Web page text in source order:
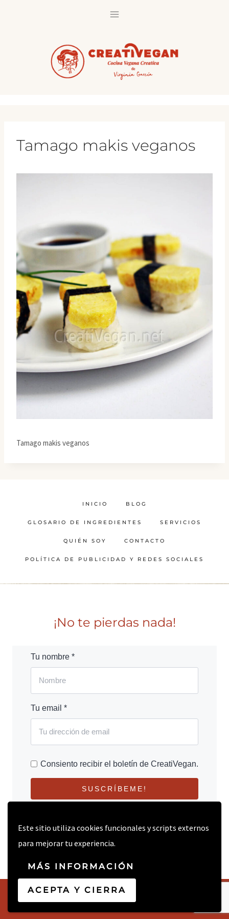
Este sitio utiliza cookies funcionales y scripts externos
para mejorar tu experiencia.
MÁS INFORMACIÓN
ACEPTA Y CIERRA
Tamago makis veganos
Tamago makis veganos
INICIO BLOG
GLOSARIO DE INGREDIENTES SERVICIOS
QUIÉN SOY CONTACTO
POLÍTICA DE PUBLICIDAD Y REDES SOCIALES
¡No te pierdas nada!
Tu nombre *
Tu email *
Consiento recibir el boletín de CreatiVegan.
SUSCRÍBEME!
© 2026 CREATIVEGAN.NET